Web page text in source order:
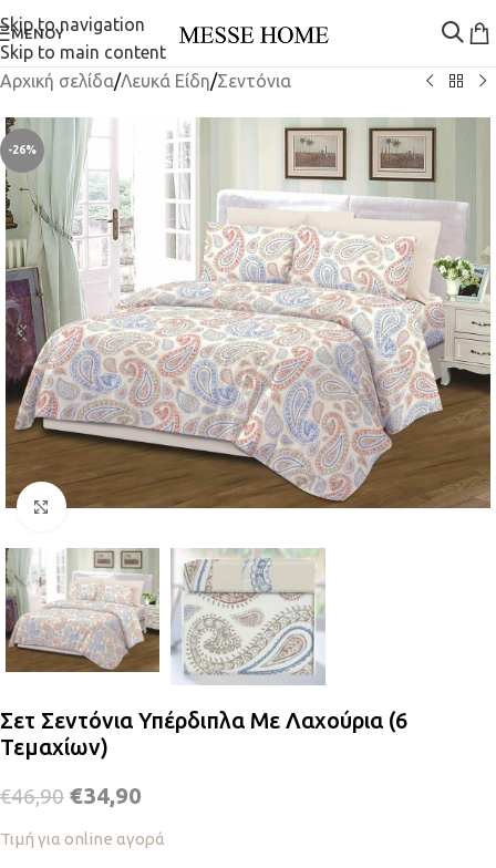
Skip to navigation
Skip to main content
ΜΕΝΟΎ
Αρχική σελίδα/Λευκά Είδη/Σεντόνια
-26%
Κλικ για μεγέθυνση
Σετ Σεντόνια Υπέρδιπλα Με Λαχούρια (6
Τεμαχίων)
€46,90 €34,90
Τιμή για online αγορά